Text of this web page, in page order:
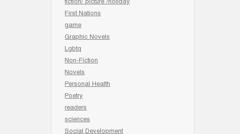
fiction/ picture /holiday
First Nations
game
Graphic Novels
Lgbtq
Non-Fiction
Novels
Personal Health
Poetry
readers
sciences
Social Development